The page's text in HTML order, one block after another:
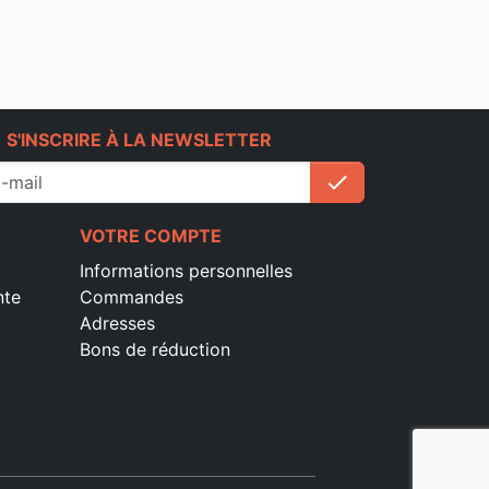
S'INSCRIRE À LA NEWSLETTER
check
VOTRE COMPTE
Informations personnelles
Commandes
Adresses
Bons de réduction